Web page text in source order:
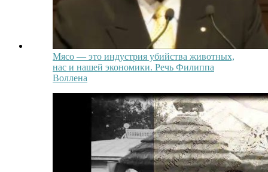
Мясо — это индустрия убийства животных,
нас и нашей экономики. Речь Филиппа
Воллена